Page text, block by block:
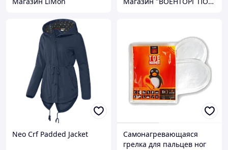
Neo Crf Padded Jacket
Самонагревающаяся
грелка для пальцев ног